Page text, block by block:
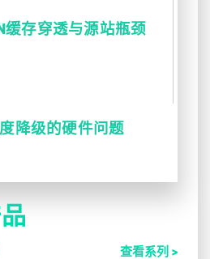
缓存穿透与源站瓶颈
降级的硬件问题
查看系列 >